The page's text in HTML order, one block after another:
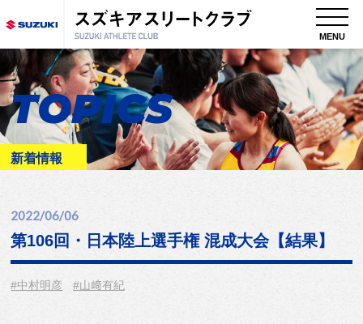
MENU
TOPICS
新着情報
2022/06/06
第106回・日本陸上選手権 混成大会【結果】
#中村明彦 #山﨑有紀